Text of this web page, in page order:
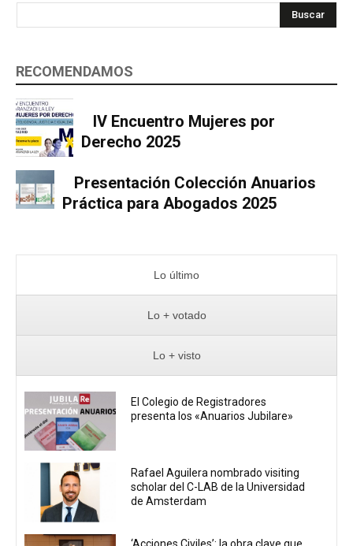
Buscar
RECOMENDAMOS
IV Encuentro Mujeres por
Derecho 2025
Presentación Colección Anuarios
Práctica para Abogados 2025
Lo último
Lo + votado
Lo + visto
El Colegio de Registradores
presenta los «Anuarios Jubilare»
Rafael Aguilera nombrado visiting
scholar del C-LAB de la Universidad
de Amsterdam